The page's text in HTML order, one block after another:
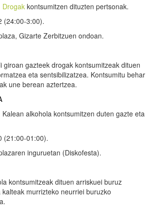
Drogak kontsumitzen dituzten pertsonak.
(24:00-3:00).
Gizarte Zerbitzuen ondoan.
giroan gazteek drogak kontsumitzeak dituen
eta sentsibilizatzea. Kontsumitu behar
une berean aztertzea.
Kalean alkohola kontsumitzen duten gazte eta
(21:00-01:00).
inguruetan (Diskofesta).
kontsumitzeak dituen arriskuei buruz
murrizteko neurriei buruzko